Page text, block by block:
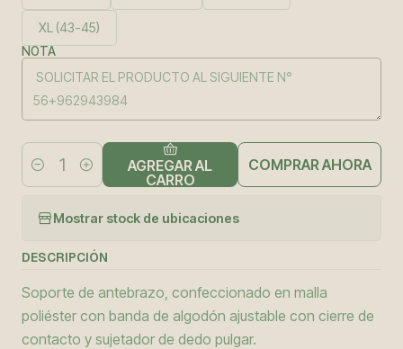
XL (43-45)
NOTA
Cantidad
AGREGAR AL
CARRO
COMPRAR AHORA
Mostrar stock de ubicaciones
DESCRIPCIÓN
Soporte de antebrazo, confeccionado en malla
poliéster con banda de algodón ajustable con cierre de
contacto y sujetador de dedo pulgar.